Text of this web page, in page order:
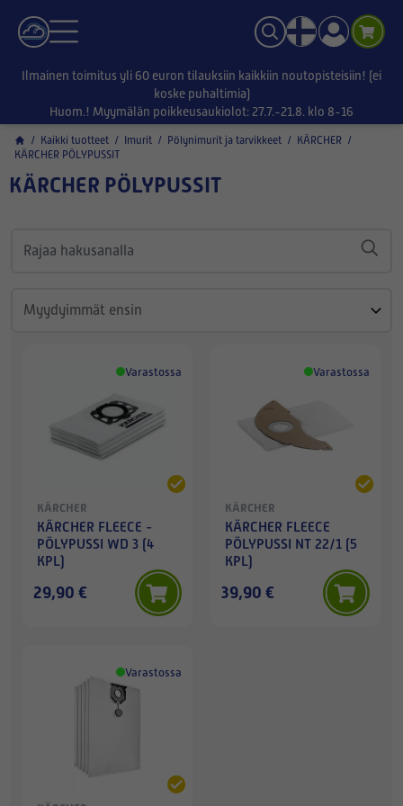
Ilmainen toimitus yli 60 euron tilauksiin kaikkiin noutopisteisiin! (ei
koske puhaltimia)
Huom.! Myymälän poikkeusaukiolot: 27.7.-21.8. klo 8-16
/ Kaikki tuotteet / Imurit / Pölynimurit ja tarvikkeet / KÄRCHER /
KÄRCHER PÖLYPUSSIT
KÄRCHER PÖLYPUSSIT
Varastossa
KÄRCHER
KÄRCHER FLEECE -
PÖLYPUSSI WD 3 (4
KPL)
29,90 €
Varastossa
KÄRCHER
KÄRCHER FLEECE
PÖLYPUSSI NT 22/1 (5
KPL)
39,90 €
Varastossa